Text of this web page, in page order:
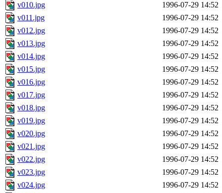
v010.jpg
1996-07-29 14:52
v011.jpg
1996-07-29 14:52
v012.jpg
1996-07-29 14:52
v013.jpg
1996-07-29 14:52
v014.jpg
1996-07-29 14:52
v015.jpg
1996-07-29 14:52
v016.jpg
1996-07-29 14:52
v017.jpg
1996-07-29 14:52
v018.jpg
1996-07-29 14:52
v019.jpg
1996-07-29 14:52
v020.jpg
1996-07-29 14:52
v021.jpg
1996-07-29 14:52
v022.jpg
1996-07-29 14:52
v023.jpg
1996-07-29 14:52
v024.jpg
1996-07-29 14:52